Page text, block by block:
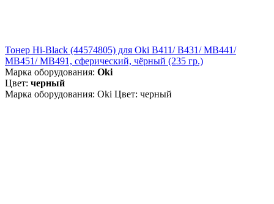
Тонер Hi-Black (44574805) для Oki B411/ B431/ MB441/
MB451/ MB491, сферический, чёрный (235 гр.)
Марка оборудования: Oki
Цвет: черный
Марка оборудования: Oki Цвет: черный